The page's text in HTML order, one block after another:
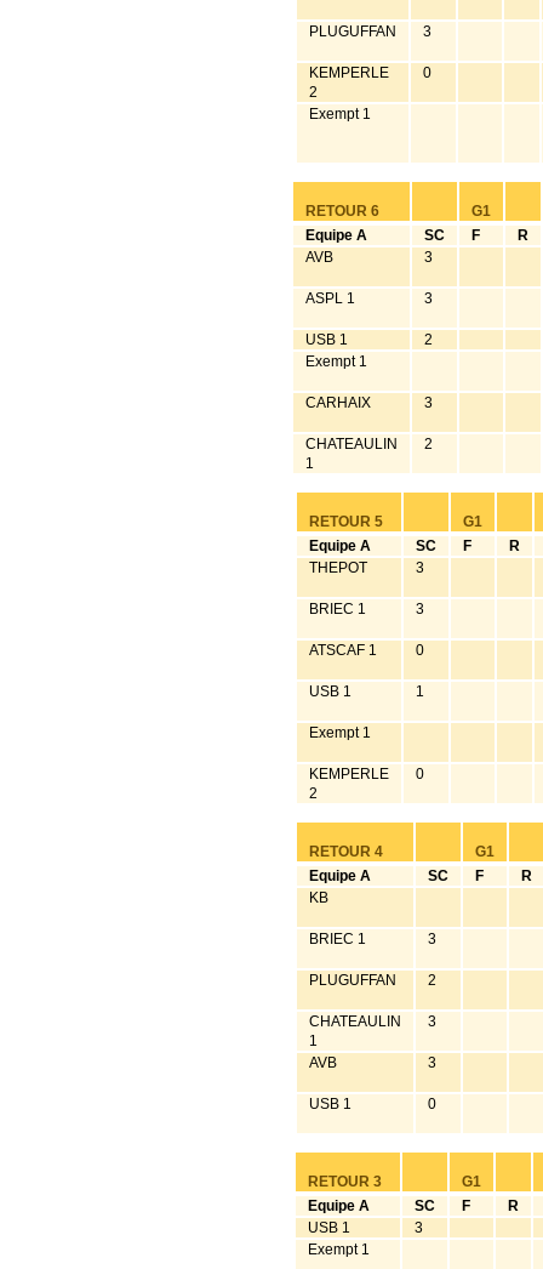
PLUGUFFAN 3
KEMPERLE
2
0
Exempt 1
RETOUR 6
G1
Equipe A
SC F
R
AVB
3
ASPL 1 3
USB 1
2
Exempt 1
CARHAIX 3
CHATEAULIN
1
2
RETOUR 5
G1
Equipe A
SC F
R
THEPOT
3
BRIEC 1 3
ATSCAF 1 0
USB 1 1
Exempt 1
KEMPERLE
2
0
RETOUR 4
G1
Equipe A
SC F
R
KB
BRIEC 1 3
PLUGUFFAN 2
CHATEAULIN
1
3
AVB 3
USB 1 0
RETOUR 3
G1
Equipe A
SC F
R
USB 1
3
Exempt 1